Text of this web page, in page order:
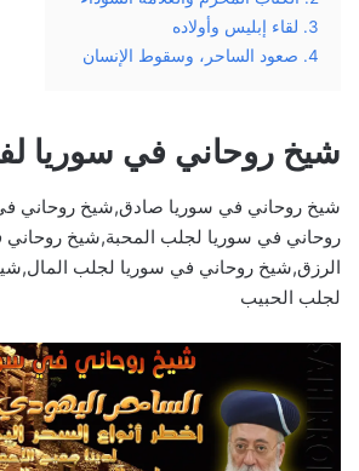
3. لقاء إبليس وأولاده
4. صعود الساحر، وسقوط الإنسان
شيخ روحاني في سوريا
شيخ روحاني في سوريا صادق,شيخ روحاني
روحاني في سوريا لجلب المحبة,شيخ
الرزق,شيخ روحاني في سوريا لجلب
لجلب الحبيب